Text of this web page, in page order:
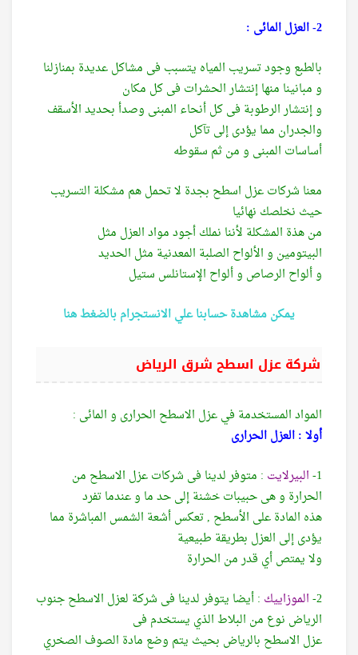
2- العزل المائى :
بالطبع وجود تسريب المياه يتسبب فى مشاكل عديدة بمنازلنا
و مبانينا منها إنتشار الحشرات فى كل مكان
و إنتشار الرطوبة فى كل أنحاء المبنى وصدأ بحديد الأسقف
والجدران مما يؤدى إلى تآكل
أساسات المبنى و من ثم سقوطه
معنا شركات عزل اسطح بجدة لا تحمل هم مشكلة التسريب
حيث نخلصك نهائيا
من هذة المشكلة لأننا نملك أجود مواد العزل مثل
البيتومين و الألواح الصلبة المعدنية مثل الحديد
و ألواح الرصاص و ألواح الإستانلس ستيل
يمكن مشاهدة حسابنا علي الانستجرام بالضغط هنا
شركة عزل اسطح شرق الرياض
المواد المستخدمة في عزل الاسطح الحرارى و المائى :
أولا : العزل الحرارى
1- البيرلايت : متوفر لدينا فى شركات عزل الاسطح من
الحرارة و هى حبيبات خشنة إلى حد ما و عندما تفرد
هذه المادة على الأسطح , تعكس أشعة الشمس المباشرة مما
يؤدى إلى العزل بطريقة طبيعية
ولا يمتص أي قدر من الحرارة
2- الموزاييك : أيضا يتوفر لدينا فى شركة لعزل الاسطح جنوب
الرياض نوع من البلاط الذي يستخدم فى
عزل الاسطح بالرياض بحيث يتم وضع مادة الصوف الصخري